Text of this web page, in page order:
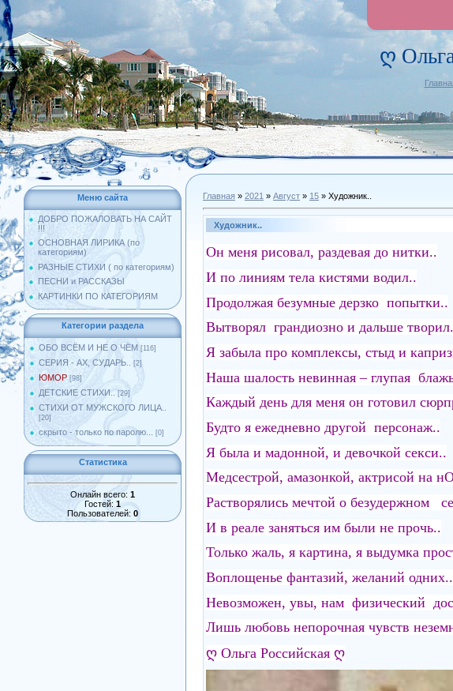
ღ
Меню сайта
ДОБРО ПОЖАЛОВАТЬ НА САЙТ
!!!
ОСНОВНАЯ ЛИРИКА (по
категориям)
РАЗНЫЕ СТИХИ ( по категориям)
ПЕСНИ и РАССКАЗЫ
КАРТИНКИ ПО КАТЕГОРИЯМ
Категории раздела
ОБО ВСЁМ И НЕ О ЧЁМ [116]
СЕРИЯ - АХ, СУДАРЬ.. [2]
ЮМОР [98]
ДЕТСКИЕ СТИХИ.. [29]
СТИХИ ОТ МУЖСКОГО ЛИЦА..
[20]
скрыто - только по паролю... [0]
Статистика
Онлайн всего: 1
Гостей: 1
Пользователей: 0
Главная » 2021 » Август » 15 » Художник..
Художник..
Он меня рисовал, раздевая до нитки..
И по линиям тела кистями водил..
Продолжая безумные дерзко попытки..
Вытворял грандиозно и дальше
Я забыла про комплексы, стыд и
Наша шалость невинная – глупая
Каждый день для меня он готовил
Будто я ежедневно другой персонаж..
Я была и мадонной, и девочкой секси..
Медсестрой, амазонкой, актрисой на
Растворялись мечтой о безудержном
И в реале заняться им были не прочь..
Только жаль, я картина, я выдумка
Воплощенье фантазий, желаний одних..
Невозможен, увы, нам физический
Лишь любовь непорочная чувств
ღ Ольга Российская ღ